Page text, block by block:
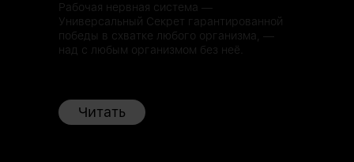
Рабочая нервная система —
Универсальный Секрет гарантированной
победы в схватке любого организма, —
над с любым организмом без неё.
Читать